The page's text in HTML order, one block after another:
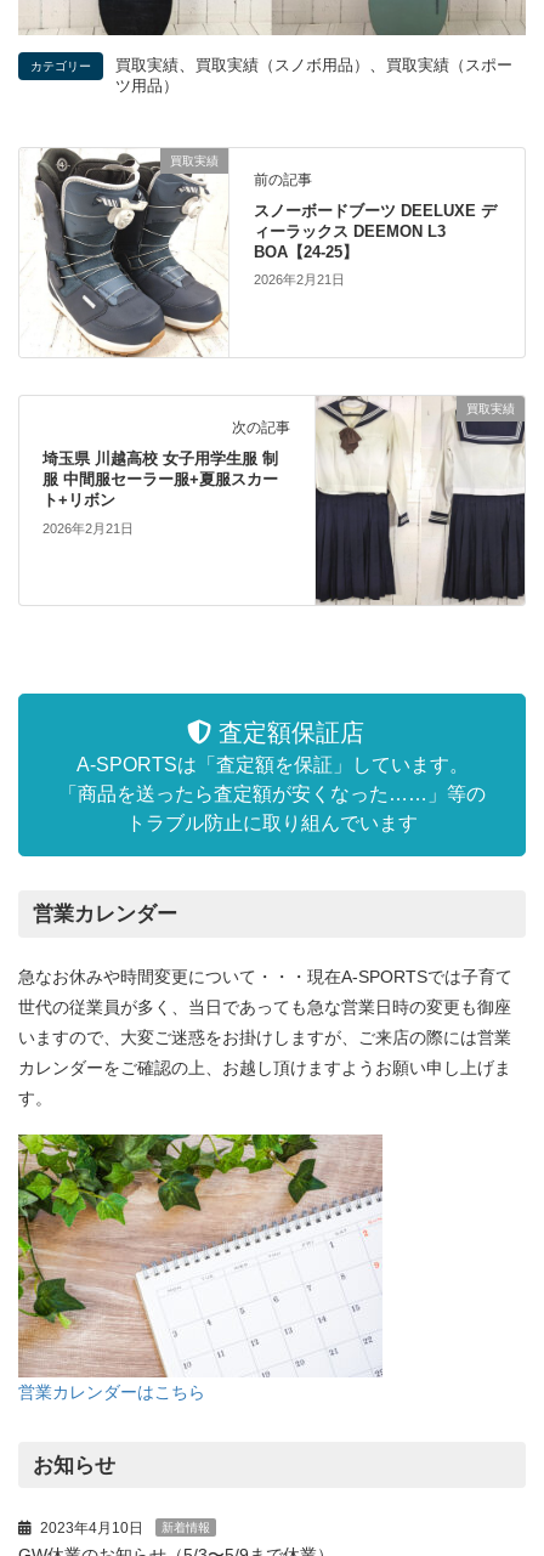
カテゴリー 買取実績 買取実績（スノボ用品）
買取実績（スポー
ツ用品）
買取実績
前の記事
スノーボードブーツ DEELUXE デ
ィーラックス DEEMON L3
BOA【24-25】
2026年2月21日
買取実績
次の記事
埼玉県 川越高校 女子用学生服 制
服 中間服セーラー服+夏服スカー
ト+リボン
2026年2月21日
査定額保証店
A-SPORTSは「査定額を保証」しています。
「商品を送ったら査定額が安くなった……」等の
トラブル防止に取り組んでいます
営業カレンダー
急なお休みや時間変更について・・・現在A-SPORTSでは子育て
世代の従業員が多く、当日であっても急な営業日時の変更も御座
いますので、大変ご迷惑をお掛けしますが、ご来店の際には営業
カレンダーをご確認の上、お越し頂けますようお願い申し上げま
す。
営業カレンダーはこちら
お知らせ
2023年4月10日 新着情報